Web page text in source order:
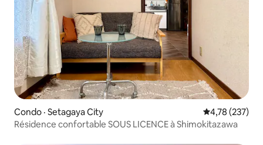
Condo · Setagaya City Note
4,78 (237)
Résidence confortable SOUS LICENCE à Shimokitazawa